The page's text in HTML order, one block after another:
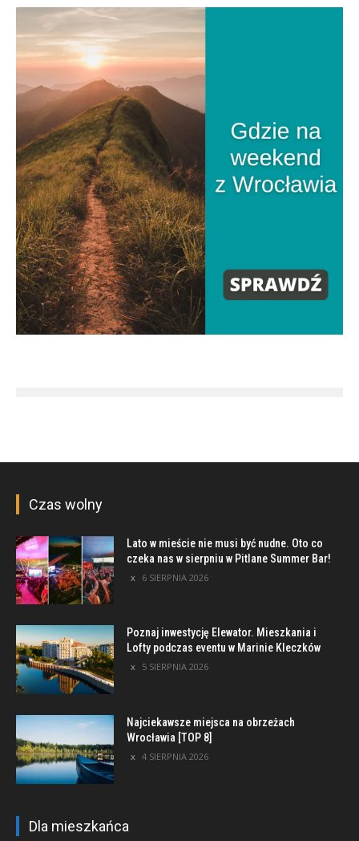
Czas wolny
Lato w mieście nie musi być nudne. Oto co
czeka nas w sierpniu w Pitlane Summer Bar!
6 SIERPNIA 2026
Poznaj inwestycję Elewator. Mieszkania i
Lofty podczas eventu w Marinie Kleczków
5 SIERPNIA 2026
Najciekawsze miejsca na obrzeżach
Wrocławia [TOP 8]
4 SIERPNIA 2026
Dla mieszkańca